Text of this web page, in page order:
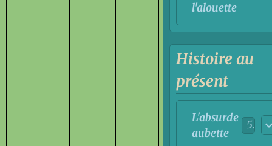
l'alouette
Histoire au
présent
L'absurde
aubette
5